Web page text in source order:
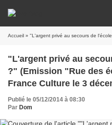
Accueil » "L'argent privé au secours de l'école publique ?"
"L'argent privé au
?" (Emission "Rue des
France Culture le 3
Publié le 05/12/2014 à 08:30
Par Dom